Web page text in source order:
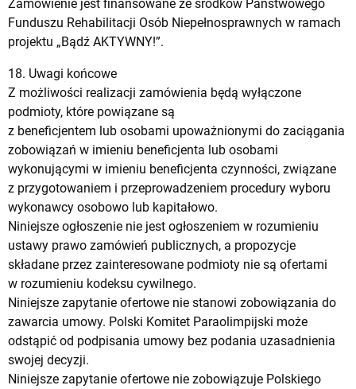
Zamówienie jest finansowane ze środków Państwowego
Funduszu Rehabilitacji Osób Niepełnosprawnych w ramach
projektu „Bądź AKTYWNY!”.
18. Uwagi końcowe
Z możliwości realizacji zamówienia będą wyłączone
podmioty, które powiązane są
z beneficjentem lub osobami upoważnionymi do zaciągania
zobowiązań w imieniu beneficjenta lub osobami
wykonującymi w imieniu beneficjenta czynności, związane
z przygotowaniem i przeprowadzeniem procedury wyboru
wykonawcy osobowo lub kapitałowo.
Niniejsze ogłoszenie nie jest ogłoszeniem w rozumieniu
ustawy prawo zamówień publicznych, a propozycje
składane przez zainteresowane podmioty nie są ofertami
w rozumieniu kodeksu cywilnego.
Niniejsze zapytanie ofertowe nie stanowi zobowiązania do
zawarcia umowy. Polski Komitet Paraolimpijski może
odstąpić od podpisania umowy bez podania uzasadnienia
swojej decyzji.
Niniejsze zapytanie ofertowe nie zobowiązuje Polskiego